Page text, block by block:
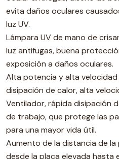
evita daños oculares
luz UV.
Lámpara UV de mano de
luz antifugas, buena
exposición a daños oculares.
Alta potencia y alta
disipación de calor, alta
Ventilador, rápida disipación
de trabajo, que protege las
para una mayor vida útil.
Aumento de la distancia de la
desde la placa elevada hasta